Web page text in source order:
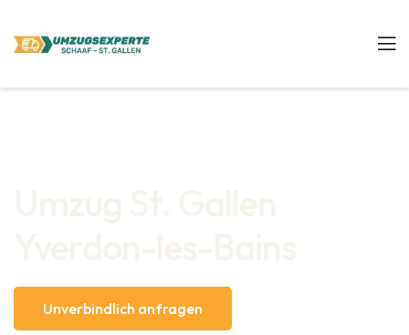
Unverbindlich anfragen